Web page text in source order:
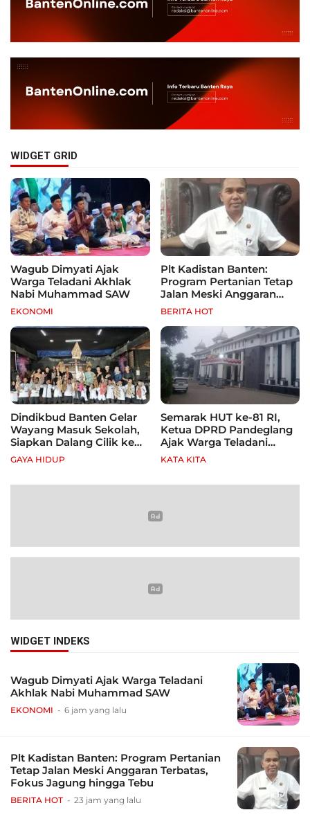
WIDGET GRID
Wagub Dimyati Ajak
Warga Teladani Akhlak
Nabi Muhammad SAW
EKONOMI
Plt Kadistan Banten:
Program Pertanian Tetap
Jalan Meski Anggaran
Terbatas, Fokus Jagung
hingga Tebu
BERITA HOT
Dindikbud Banten Gelar
Wayang Masuk Sekolah,
Siapkan Dalang Cilik ke
Festival Nasional
GAYA HIDUP
Semarak HUT ke-81 RI,
Ketua DPRD Pandeglang
Ajak Warga Teladani
Semangat Para Pahlawan
KATA KITA
WIDGET INDEKS
Wagub Dimyati Ajak Warga Teladani
Akhlak Nabi Muhammad SAW
EKONOMI 6 jam yang lalu
Plt Kadistan Banten: Program Pertanian
Tetap Jalan Meski Anggaran Terbatas,
Fokus Jagung hingga Tebu
BERITA HOT 23 jam yang lalu